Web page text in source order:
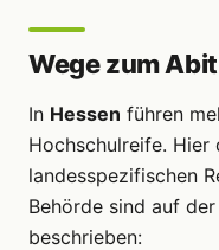
Wege zum
In Hessen führen
Hochschulreife.
landesspezifischen
Behörde sind auf der
beschrieben: